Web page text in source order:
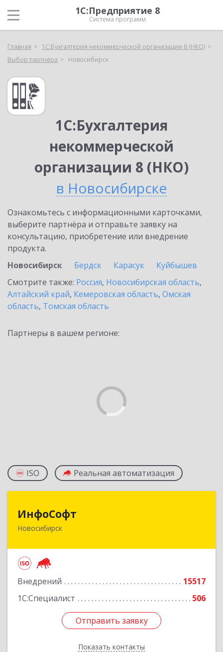
1С:Предприятие 8
Система программ
Главная
1С:Бухгалтерия некоммерческой организации 8 (НКО)
Выбор партнёра
Новосибирск
1С:Бухгалтерия
некоммерческой
организации 8 (НКО)
в Новосибирске
Ознакомьтесь с информационными карточками,
выберите партнёра и отправьте заявку на
консультацию, приобретение или внедрение
продукта.
Новосибирск
Бердск Карасук
Куйбышев
Смотрите также: Россия, Новосибирская область,
Алтайский край, Кемеровская область, Омская
область, Томская область
Партнеры в вашем регионе:
ISO Реальная автоматизация
ИнфоСофт
Новосибирск
Внедрений
15517
1С:Специалист
506
Отправить заявку
Показать контакты
630091, Новосибирская обл, Новосибирск г,
Отправить заявку
Назад